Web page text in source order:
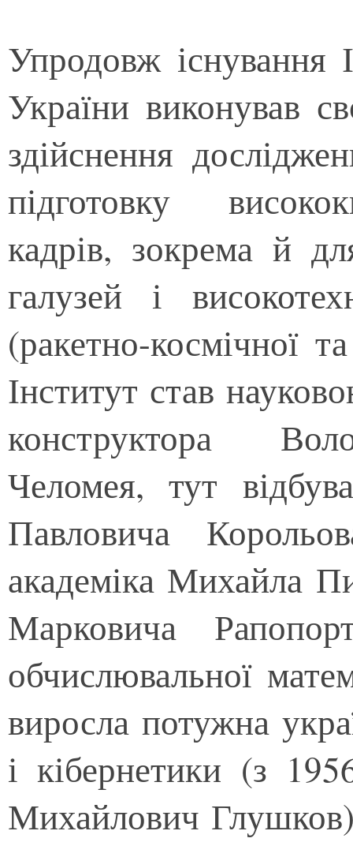
Упродовж
України виконував
здійснення
підготовку
кадрів, зокрема й
галузей і
(ракетно-космічної
Інститут став
конструктора
Челомея, тут
Павловича
академіка Михайла
Марковича
обчислювальної
виросла потужна
і кібернетики (з
Михайлович